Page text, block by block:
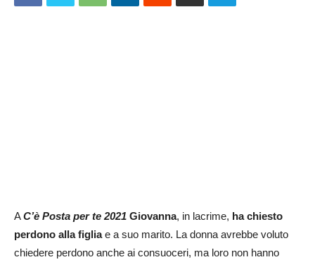
AC’è Posta per te 2021 Giovanna, in lacrime, ha chiesto
perdono alla figliae a suo marito. La donna avrebbe voluto
chiedere perdono anche ai consuoceri, ma loro non hanno